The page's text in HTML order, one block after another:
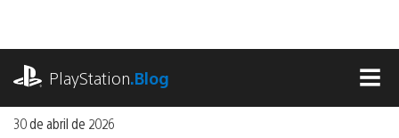
contenido
PlayStation.Blog
30 de abril de 2026